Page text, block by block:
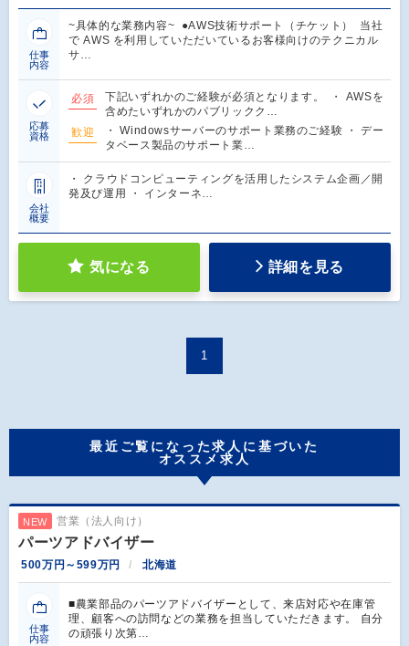
仕事
内容
~具体的な業務内容~ ●AWS技術サポート（チケット） 当社
で AWS を利用していただいているお客様向けのテクニカル
サ…
応募
資格
必須
下記いずれかのご経験が必須となります。 ・ AWSを
含めたいずれかのパブリックク…
歓迎
・ Windowsサーバーのサポート業務のご経験 ・ デー
タベース製品のサポート業…
会社
概要
・ クラウドコンピューティングを活用したシステム企画／開
発及び運用 ・ インターネ…
気になる 詳細を見る
1
最近ご覧になった求人に基づいた
オススメ求人
NEW 営業（法人向け）
パーツアドバイザー
500万円～599万円 北海道
仕事
内容
■農業部品のパーツアドバイザーとして、来店対応や在庫管
理、顧客への訪問などの業務を担当していただきます。 自分
の頑張り次第…